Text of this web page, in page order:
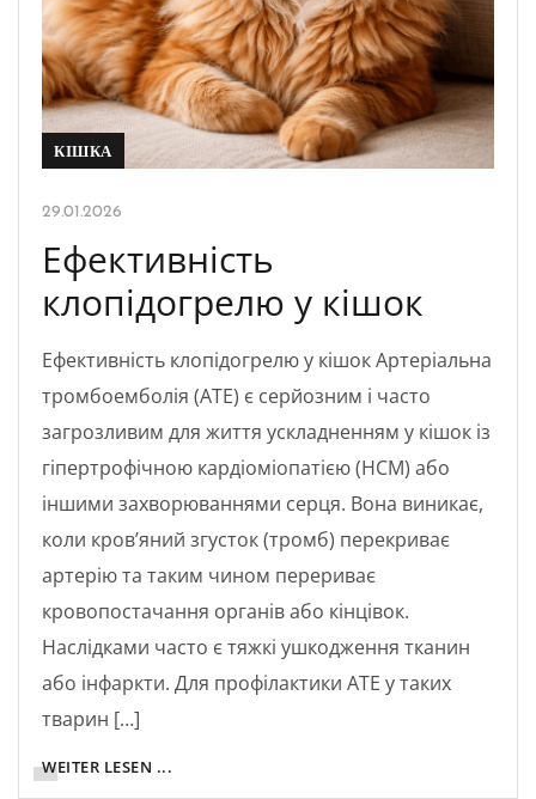
КІШКА
29.01.2026
Ефективність
клопідогрелю у кішок
Ефективність клопідогрелю у кішок Артеріальна
тромбоемболія (ATE) є серйозним і часто
загрозливим для життя ускладненням у кішок із
гіпертрофічною кардіоміопатією (HCM) або
іншими захворюваннями серця. Вона виникає,
коли кров’яний згусток (тромб) перекриває
артерію та таким чином перериває
кровопостачання органів або кінцівок.
Наслідками часто є тяжкі ушкодження тканин
або інфаркти. Для профілактики ATE у таких
тварин […]
WEITER LESEN ...